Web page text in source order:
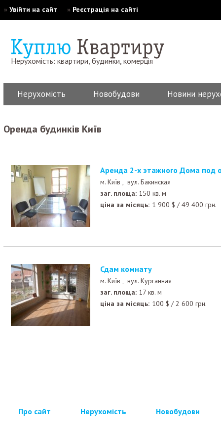
» Увійти на сайт » Реєстрація на сайті
Нерухомість: квартири, будинки, комерція
Нерухомість Новобудови Новини
Оренда будинків Київ
Аренда 2-х этажного Дома под
м. Київ , вул. Бакинская
заг. площа: 150 кв. м
ціна за місяць: 1 900 $ /49 400 грн.
Сдам комнату
м. Київ , вул. Курганная
заг. площа: 17 кв. м
ціна за місяць: 100 $ /2 600 грн.
Про сайт Нерухомість Новобудови